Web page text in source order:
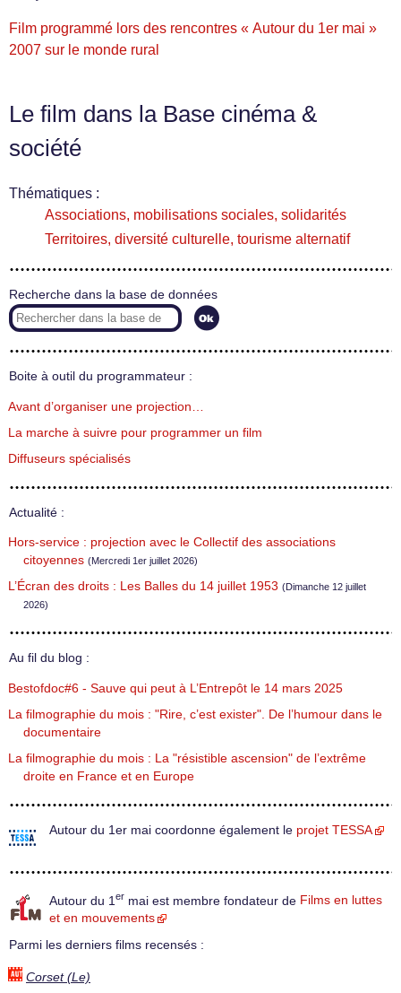
Film programmé lors des rencontres « Autour du 1er mai »
2007 sur le monde rural
Le film dans la Base cinéma &
société
Thématiques :
Associations, mobilisations sociales, solidarités
Territoires, diversité culturelle, tourisme alternatif
Recherche dans la base de données
Boite à outil du programmateur :
Avant d’organiser une projection…
La marche à suivre pour programmer un film
Diffuseurs spécialisés
Actualité :
Hors-service : projection avec le Collectif des associations
citoyennes (Mercredi 1er juillet 2026)
L’Écran des droits : Les Balles du 14 juillet 1953 (Dimanche 12 juillet
2026)
Au fil du blog :
Bestofdoc#6 - Sauve qui peut à L’Entrepôt le 14 mars 2025
La filmographie du mois : "Rire, c’est exister". De l’humour dans le
documentaire
La filmographie du mois : La "résistible ascension" de l’extrême
droite en France et en Europe
Autour du 1er mai coordonne également le projet TESSA
Autour du 1 er mai est membre fondateur de Films en luttes
et en mouvements
Parmi les derniers films recensés :
Corset (Le)